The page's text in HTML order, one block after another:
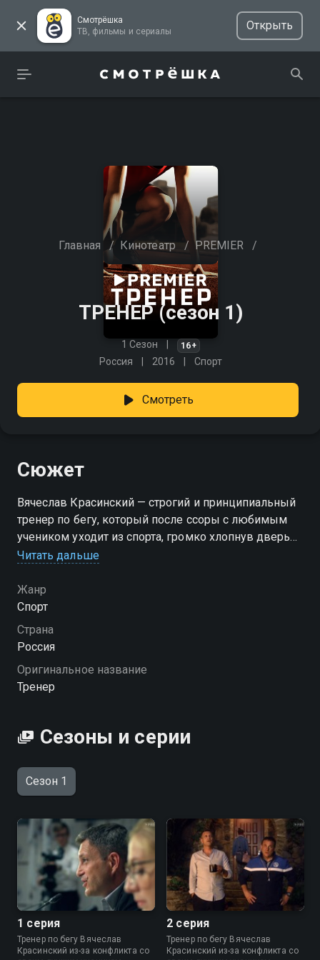
Смотрёшка
ТВ, фильмы и сериалы
Открыть
Главная / Кинотеатр / PREMIER /
ТРЕНЕP (сезон 1)
1 Сезон 16+
Россия 2016 Спорт
Смотреть
Сюжет
Вячеслав Красинский — строгий и принципиальный
тренер по бегу, который после ссоры с любимым
учеником уходит из спорта, громко хлопнув дверью.
Но шанс вернуться всё же появляется — правда,
предстоит подготовить к марафону дерзкую 12-
летнюю девчонку, дочку влиятельного бизнесмена.
У неё — характер с перцем, у него — терпение на
грани. Но, возможно, именно эта странная парочка и
«ТРЕНЕP» — смотрите онлайн в хорошем качестве.
качестве на Смотрёшке
Читать дальше
Жанр
Спорт
Страна
Россия
Оригинальное название
Тренер
Сезоны и серии
Сезон 1
1 серия
Тренер по бегу Вячеслав
Красинский из-за конфликта со
2 серия
Тренер по бегу Вячеслав
Красинский из-за конфликта со